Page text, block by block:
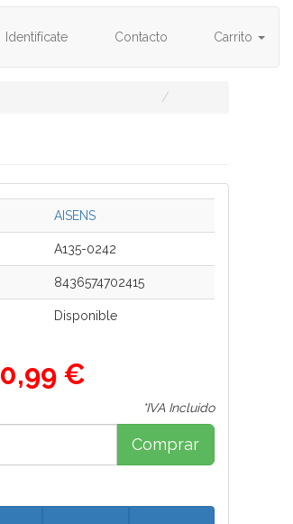
Identifícate Contacto Carrito
AISENS
A135-0242
8436574702415
Disponible
0,99 €
*IVA Incluido
Comprar